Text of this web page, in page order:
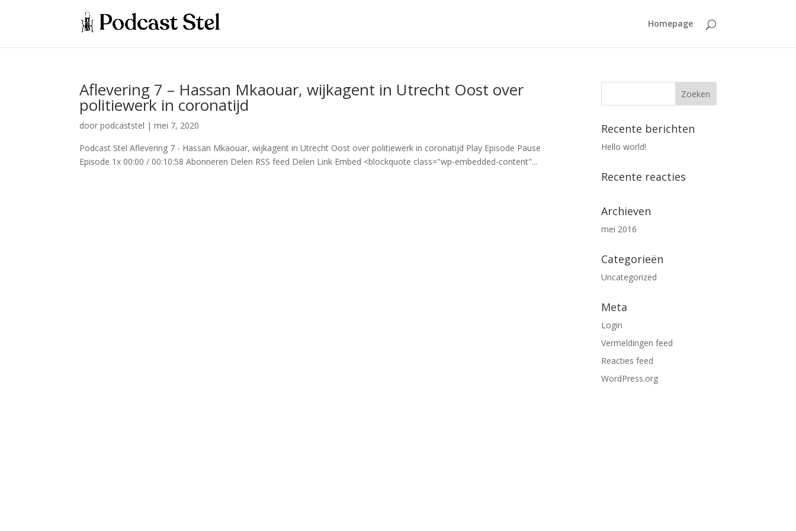
Homepage
Aflevering 7 – Hassan Mkaouar, wijkagent in Utrecht Oost over
politiewerk in coronatijd
doorpodcaststel |mei 7, 2020
Podcast Stel Aflevering 7 - Hassan Mkaouar, wijkagent in Utrecht Oost over politiewerk in coronatijd Play Episode Pause
Episode 1x 00:00 / 00:10:58 Abonneren Delen RSS feed Delen Link Embed <blockquote class="wp-embedded-content"...
Recente berichten
Hello world!
Recente reacties
Archieven
mei 2016
Categorieën
Uncategorized
Meta
Login
Vermeldingen feed
Reacties feed
WordPress.org